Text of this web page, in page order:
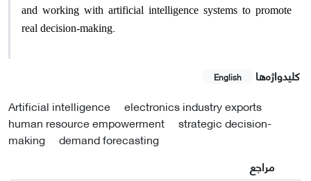
and working with artificial intelligence systems to promote
real decision-making.
کلیدواژه‌ها English
Artificial intelligence
electronics industry exports
human resource empowerment
strategic decision-
making
demand forecasting
مراجع